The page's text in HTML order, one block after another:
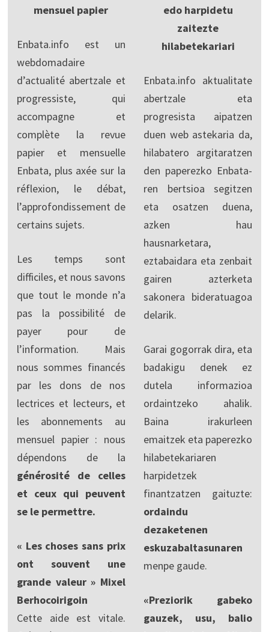
mensuel papier
Enbata.info est un
webdomadaire
d’actualité abertzale et
progressiste, qui
accompagne et
complète la revue
papier et mensuelle
Enbata, plus axée sur la
réflexion, le débat,
l’approfondissement de
certains sujets.
Les temps sont
difficiles, et nous savons
que tout le monde n’a
pas la possibilité de
payer pour de
l’information. Mais
nous sommes financés
par les dons de nos
lectrices et lecteurs, et
les abonnements au
mensuel papier : nous
dépendons de la
générosité de celles
et ceux qui peuvent
se le permettre.
« Les choses sans prix
ont souvent une
grande valeur » Mixel
Berhocoirigoin
Cette aide est vitale.
edo harpidetu
zaitezte
hilabetekariari
Enbata.info aktualitate
abertzale eta
progresista aipatzen
duen web astekaria da,
hilabatero argitaratzen
den paperezko Enbata-
ren bertsioa segitzen
eta osatzen duena,
azken hau
hausnarketara,
eztabaidara eta zenbait
gairen azterketa
sakonera bideratuagoa
delarik.
Garai gogorrak dira, eta
badakigu denek ez
dutela informazioa
ordaintzeko ahalik.
Baina irakurleen
emaitzek eta paperezko
hilabetekariaren
harpidetzek
finantzatzen gaituzte:
ordaindu
dezaketenen
eskuzabaltasunaren
menpe gaude.
«Preziorik gabeko
gauzek, usu, balio